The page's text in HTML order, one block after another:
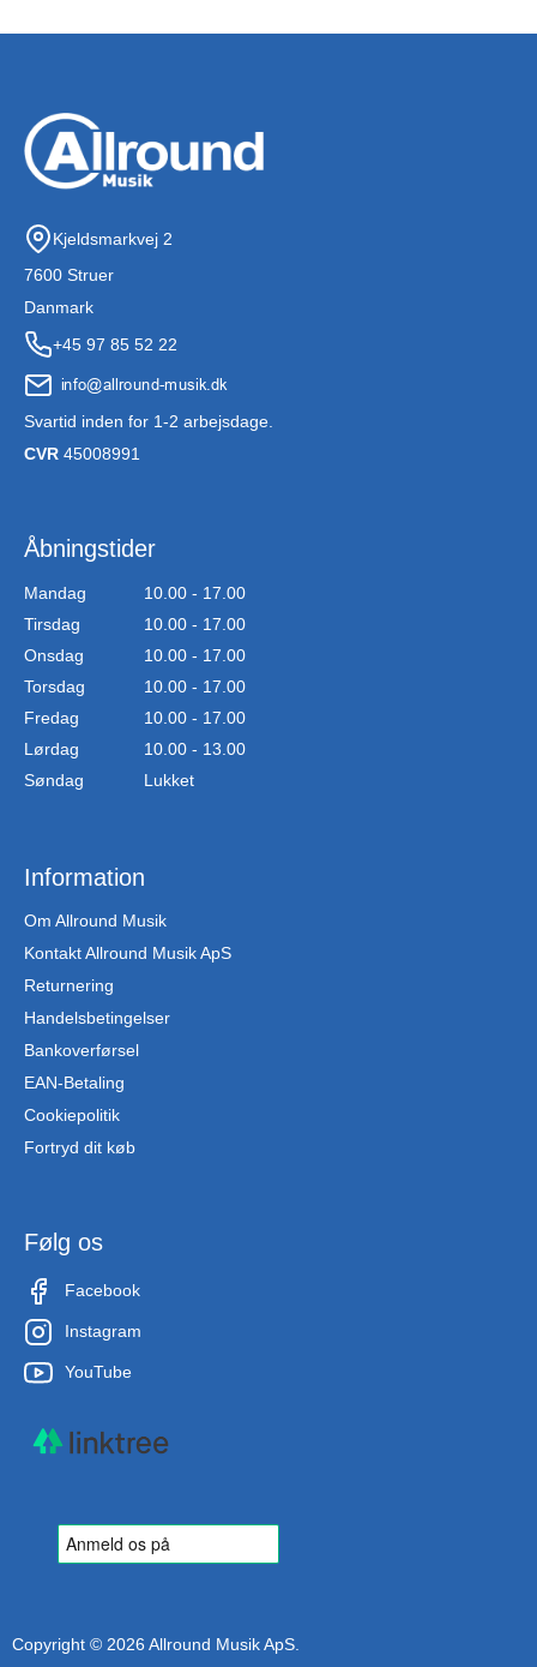
Kjeldsmarkvej 2
7600 Struer
Danmark
+45 97 85 52 22
Svartid inden for 1-2 arbejsdage.
CVR 45008991
Åbningstider
Mandag
10.00 - 17.00
Tirsdag
10.00 - 17.00
Onsdag
10.00 - 17.00
Torsdag
10.00 - 17.00
Fredag
10.00 - 17.00
Lørdag
10.00 - 13.00
Søndag
Lukket
Information
Om Allround Musik
Kontakt Allround Musik ApS
Returnering
Handelsbetingelser
Bankoverførsel
EAN-Betaling
Cookiepolitik
Fortryd dit køb
Følg os
Facebook
Instagram
YouTube
Copyright © 2026 Allround Musik ApS.